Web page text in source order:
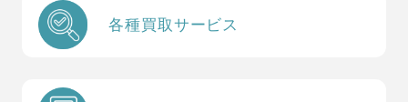
各種買取サービス